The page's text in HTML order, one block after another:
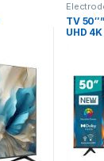
TV
UHD 4K